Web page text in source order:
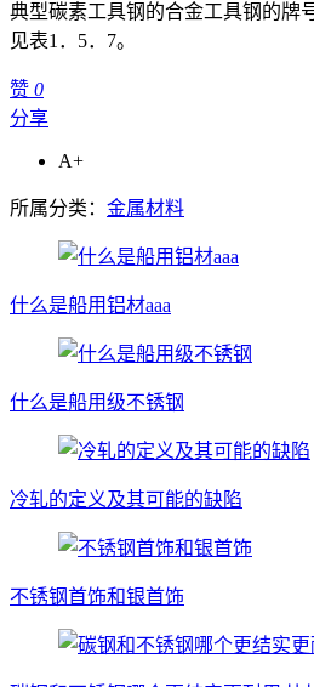
典型碳素工具钢的合金工具钢的牌
见表1．5．7。
赞 0
分享
A+
所属分类： 金属材料
什么是船用铝材aaa
什么是船用级不锈钢
冷轧的定义及其可能的缺陷
不锈钢首饰和银首饰